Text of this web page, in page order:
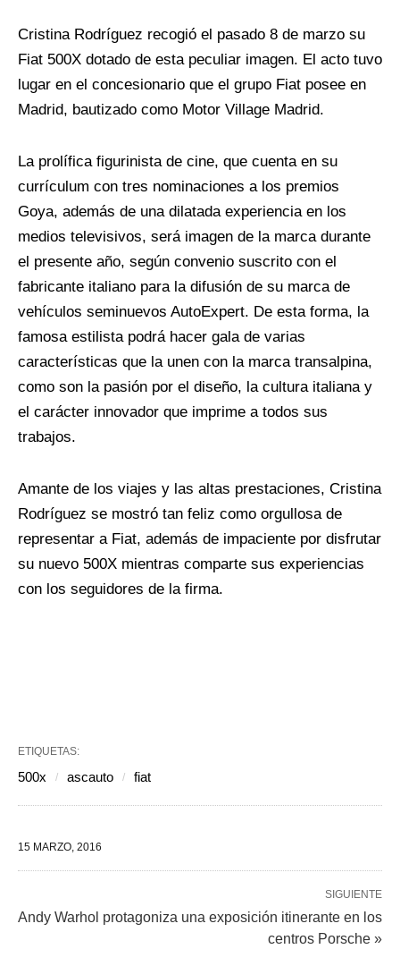
Cristina Rodríguez recogió el pasado 8 de marzo su
Fiat 500X dotado de esta peculiar imagen. El acto tuvo
lugar en el concesionario que el grupo Fiat posee en
Madrid, bautizado como Motor Village Madrid.
La prolífica figurinista de cine, que cuenta en su
currículum con tres nominaciones a los premios
Goya, además de una dilatada experiencia en los
medios televisivos, será imagen de la marca durante
el presente año, según convenio suscrito con el
fabricante italiano para la difusión de su marca de
vehículos seminuevos AutoExpert. De esta forma, la
famosa estilista podrá hacer gala de varias
características que la unen con la marca transalpina,
como son la pasión por el diseño, la cultura italiana y
el carácter innovador que imprime a todos sus
trabajos.
Amante de los viajes y las altas prestaciones, Cristina
Rodríguez se mostró tan feliz como orgullosa de
representar a Fiat, además de impaciente por disfrutar
su nuevo 500X mientras comparte sus experiencias
con los seguidores de la firma.
ETIQUETAS:
500x ascauto fiat
15 MARZO, 2016
SIGUIENTE
Andy Warhol protagoniza una exposición itinerante en los
centros Porsche »